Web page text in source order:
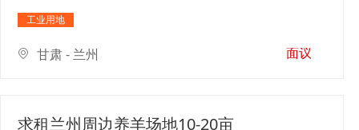
工业用地
甘肃 - 兰州 面议
求租兰州周边养羊场地10-20亩